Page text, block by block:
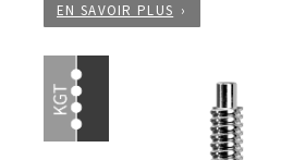
EN SAVOIR PLUS